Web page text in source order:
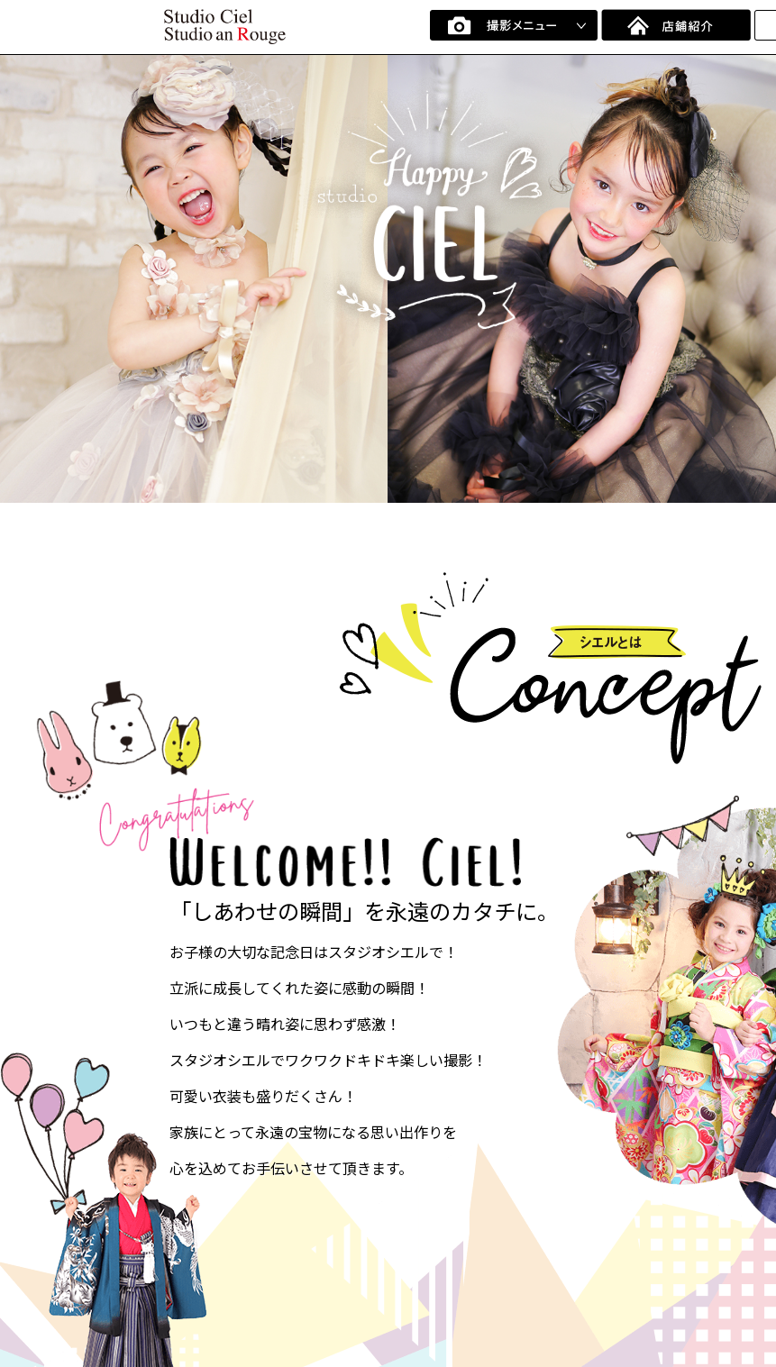
「しあわせの瞬間」を永遠のカタチに。
お子様の大切な記念日はスタジオシエルで！
立派に成長してくれた姿に感動の瞬間！
いつもと違う晴れ姿に思わず感激！
スタジオシエルでワクワクドキドキ楽しい撮影！
可愛い衣装も盛りだくさん！
家族にとって永遠の宝物になる思い出作りを
心を込めてお手伝いさせて頂きます。